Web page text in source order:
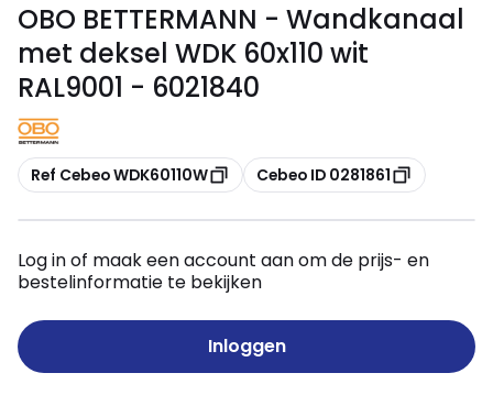
OBO BETTERMANN - Wandkanaal
met deksel WDK 60x110 wit
RAL9001 - 6021840
Kopiëren
Ref Cebeo WDK60110W Kopiëren
Cebeo ID 0281861
Log in of maak een account aan om de prijs- en
bestelinformatie te bekijken
Inloggen